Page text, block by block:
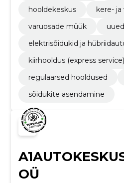
hooldekeskus
kere-
varuosade müük
elektrisõidukid ja
kiirhooldus (express service)
regulaarsed hooldused
sõidukite asendamine
OÜ